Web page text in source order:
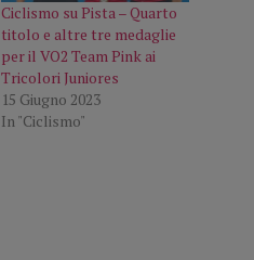
Ciclismo su Pista – Quarto
titolo e altre tre medaglie
per il VO2 Team Pink ai
Tricolori Juniores
15 Giugno 2023
In "Ciclismo"